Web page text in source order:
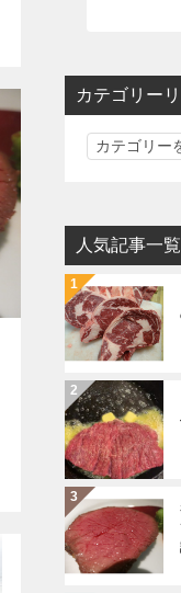
カテゴリー
カ
リ
ー
リ
ス
ト
人気記事一覧